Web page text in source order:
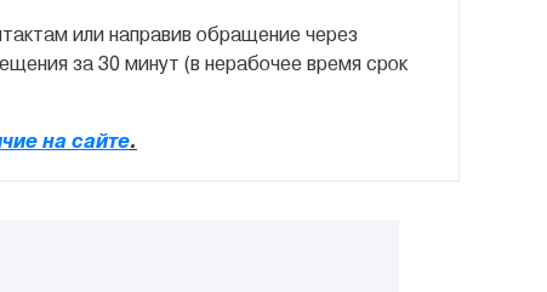
или направив обращение через
за 30 минут (в нерабочее время срок
на сайте.